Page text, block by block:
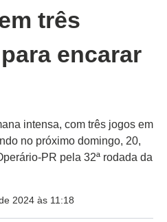
três
encarar
intensa, com três jogos em
no próximo domingo, 20,
PR pela 32ª rodada da
2024 às 11:18